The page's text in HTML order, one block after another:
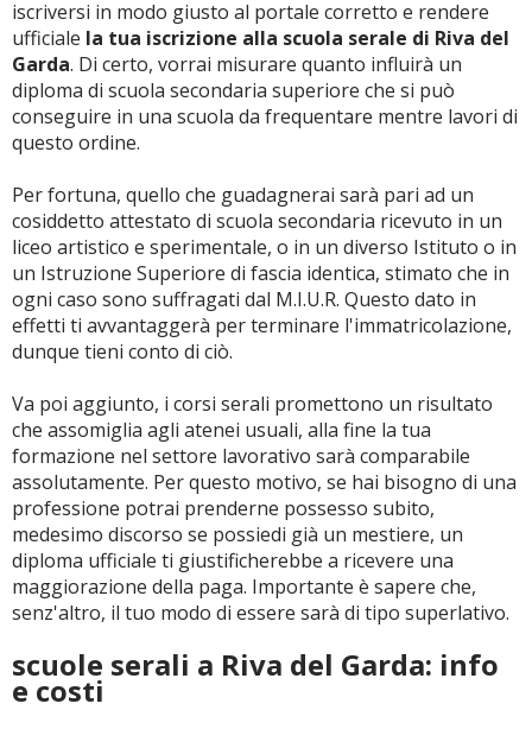
iscriversi in modo giusto al portale corretto e rendere
ufficiale la tua iscrizione alla scuola serale di Riva del
Garda. Di certo, vorrai misurare quanto influirà un
diploma di scuola secondaria superiore che si può
conseguire in una scuola da frequentare mentre lavori di
questo ordine.
Per fortuna, quello che guadagnerai sarà pari ad un
cosiddetto attestato di scuola secondaria ricevuto in un
liceo artistico e sperimentale, o in un diverso Istituto o in
un Istruzione Superiore di fascia identica, stimato che in
ogni caso sono suffragati dal M.I.U.R. Questo dato in
effetti ti avvantaggerà per terminare l'immatricolazione,
dunque tieni conto di ciò.
Va poi aggiunto, i corsi serali promettono un risultato
che assomiglia agli atenei usuali, alla fine la tua
formazione nel settore lavorativo sarà comparabile
assolutamente. Per questo motivo, se hai bisogno di una
professione potrai prenderne possesso subito,
medesimo discorso se possiedi già un mestiere, un
diploma ufficiale ti giustificherebbe a ricevere una
maggiorazione della paga. Importante è sapere che,
senz'altro, il tuo modo di essere sarà di tipo superlativo.
scuole serali a Riva del Garda: info
e costi